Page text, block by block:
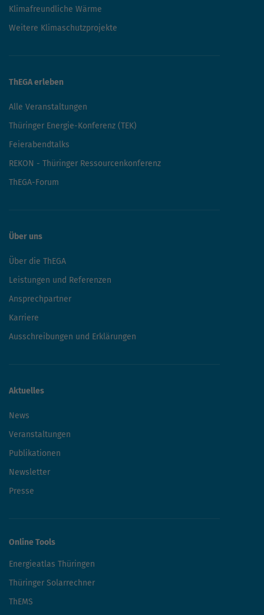
Klimafreundliche Wärme
Weitere Klimaschutzprojekte
ThEGA erleben
Alle Veranstaltungen
Thüringer Energie-Konferenz (TEK)
Feierabendtalks
REKON - Thüringer Ressourcenkonferenz
ThEGA-Forum
Über uns
Über die ThEGA
Leistungen und Referenzen
Ansprechpartner
Karriere
Ausschreibungen und Erklärungen
Aktuelles
News
Veranstaltungen
Publikationen
Newsletter
Presse
Online Tools
Energieatlas Thüringen
Thüringer Solarrechner
ThEMS